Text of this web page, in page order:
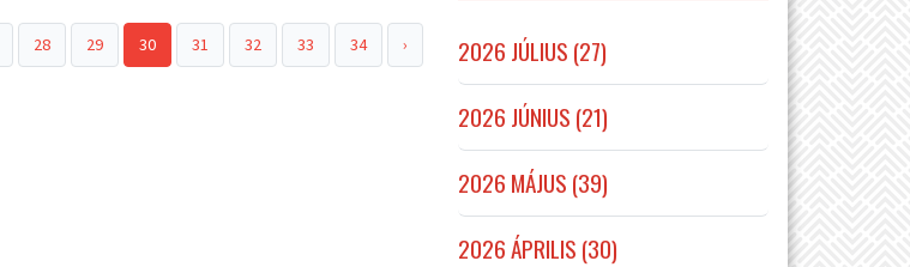
28 29 30 31 32 33 34 ›
2026 JÚLIUS (27)
2026 JÚNIUS (21)
2026 MÁJUS (39)
2026 ÁPRILIS (30)